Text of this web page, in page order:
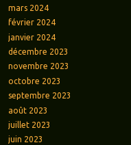
mars 2024
février 2024
janvier 2024
décembre 2023
novembre 2023
octobre 2023
septembre 2023
août 2023
juillet 2023
juin 2023